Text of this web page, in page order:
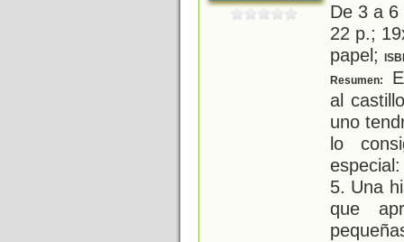
De 3 a
22 p.;
papel;
Resumen:
al
uno
lo
5. Una
que